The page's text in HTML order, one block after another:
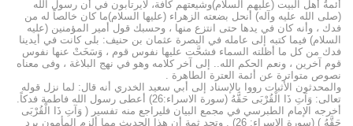
أئمةُ أهل البيت (عليهم السلام)وشيعتهم كافة، لايرتابون في أن رسول الله
(صلى الله عليه وآله) أنحل بضعته الزهراء (عليها السلام)ما كان خالصاً له من
فدك ، وأنه كان في يدها حتى انتزع منها ، وحسبك قول أمير المؤمنين (عليه
السلام) فيما كتبه إلى عامله في البصرة عثمان بن حنيف: بلى كانت في أيدينا
فدك من كل ما أظلته السماء فشحَّت عليها نفوس قوم ، وَسَخَتْ عنها نفوس
قوم آخرين ، ونعم الحكم الله.. إلى آخر كلامه وهو في نهج البلاغة ، وفى معناه
نصوص متواترة عن أئمة العترة الطاهرة .
والمحدثون الأثبات رووا بالإسناد إلى أبي سعيد الخدري أنه قال: لما نزل قوله
تعالى: وَآتِ ذَا الْقُرْبَى حَقَّهُ (سورة الاسراء:26) أعطى رسول الله فاطمة فدكاً.
أخرجه الإمام الطبرسي في مجمع البيان فليراجع منه تفسير ( وَآتِ ذَا الْقُرْبَى
حَقَّهُ ) (سورة الاسراء: 26) . وتجد ثمة أن هذا الحديث مما ألزم المأمون برد